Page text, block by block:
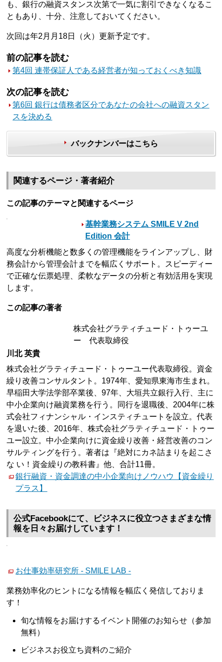
も、銀行の融資スタンス次第で一気に割引できなくなるこ
ともあり、十分、注意しておいてください。
次回は年2月月18日（火）更新予定です。
前の記事を読む
第4回 連帯保証人である経営者が知っておくべき知識
次の記事を読む
第6回 銀行は債務者区分であなたの会社への融資スタン
スを決める
バックナンバーはこちら
関連するページ・著者紹介
この記事のテーマと関連するページ
基幹業務システム SMILE V 2nd
Edition 会計
高度な分析機能と数多くの管理機能をラインアップし、財
務会計から管理会計までを幅広くサポート。スピーディー
で正確な伝票処理、柔軟なデータの分析と有効活用を実現
します。
この記事の著者
株式会社グラティチュード・トゥーユ
ー 代表取締役
川北 英貴
株式会社グラティチュード・トゥーユー代表取締役。資金
繰り改善コンサルタント。1974年、愛知県東海市生まれ。
早稲田大学法学部卒業後、97年、大垣共立銀行入行、主に
中小企業向け融資業務を行う。同行を退職後、2004年に株
式会社フィナンシャル・インスティチュートを設立。代表
を退いた後、2016年、株式会社グラティチュード・トゥー
ユー設立。中小企業向けに資金繰り改善・経営改善のコン
サルティングを行う。著者は『絶対にカネ詰まりを起こさ
な い！資金繰りの教科書』他、合計11冊。
銀行融資・資金調達の中小企業向けノウハウ【資金繰り
プラス】
公式Facebookにて、ビジネスに役立つさまざまな情
報を日々お届けしています！
お仕事効率研究所 - SMILE LAB -
業務効率化のヒントになる情報を幅広く発信しておりま
す！
旬な情報をお届けするイベント開催のお知らせ（参加
無料）
ビジネスお役立ち資料のご紹介